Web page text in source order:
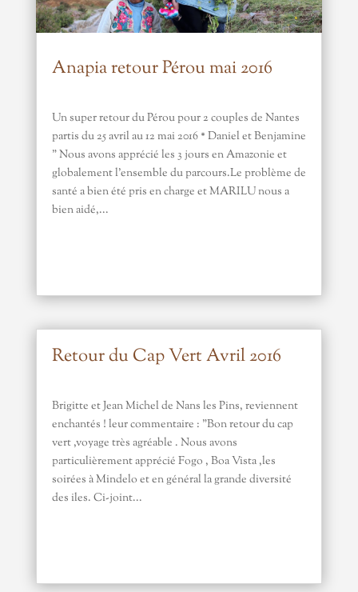
Anapia retour Pérou mai 2016
Un super retour du Pérou pour 2 couples de Nantes
partis du 25 avril au 12 mai 2016 * Daniel et Benjamine
" Nous avons apprécié les 3 jours en Amazonie et
globalement l'ensemble du parcours.Le problème de
santé a bien été pris en charge et MARILU nous a
bien aidé,...
Retour du Cap Vert Avril 2016
Brigitte et Jean Michel de Nans les Pins, reviennent
enchantés ! leur commentaire : "Bon retour du cap
vert ,voyage très agréable . Nous avons
particulièrement apprécié Fogo , Boa Vista ,les
soirées à Mindelo et en général la grande diversité
des iles. Ci-joint...